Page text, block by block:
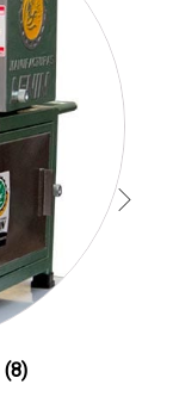
(8)